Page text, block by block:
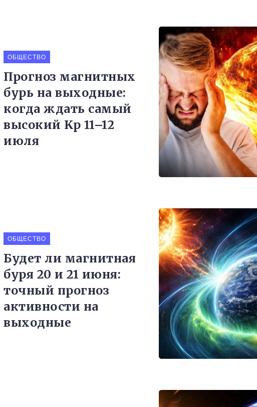
ОБЩЕСТВО
Прогноз магнитных
бурь на выходные:
когда ждать самый
высокий Kp 11–12
июля
ОБЩЕСТВО
Будет ли магнитная
буря 20 и 21 июня:
точный прогноз
активности на
выходные